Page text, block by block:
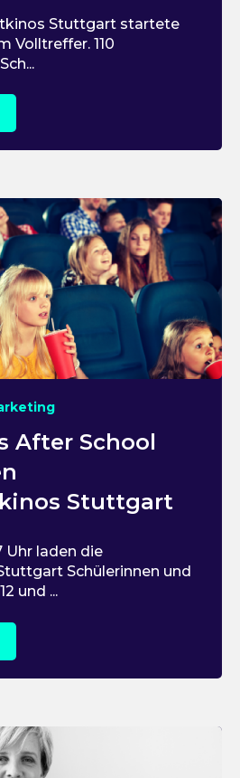
Stuttgart startete
Volltreffer. 110
After School
Stuttgart
Uhr laden die
Schülerinnen und
und ...